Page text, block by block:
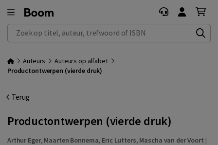
Zoek op titel, auteur, trefwoord of ISBN
Auteurs
Auteurs op alfabet
Productontwerpen (vierde druk)
Terug
Productontwerpen (vierde druk)
Arthur Eger, Maarten Bonnema, Eric Lutters, Mascha van der Voort |